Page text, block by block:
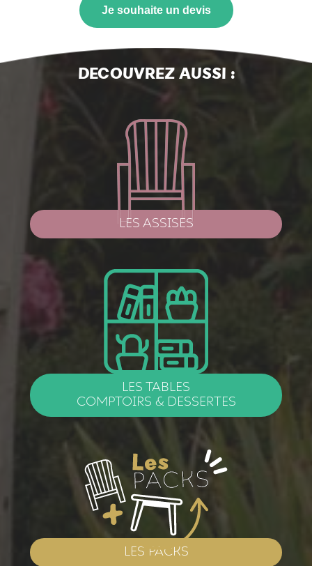
Je souhaite un devis
DECOUVREZ AUSSI :
LES ASSISES
LES TABLES
COMPTOIRS & DESSERTES
LES PACKS